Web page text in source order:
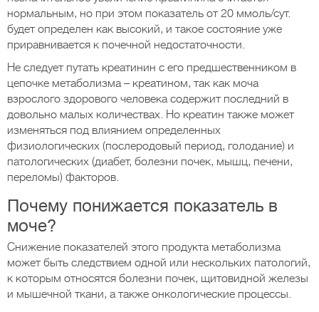
нормальным, но при этом показатель от 20 ммоль/сут.
будет определен как высокий, и такое состояние уже
приравнивается к почечной недостаточности.
Не следует путать креатинин с его предшественником в
цепочке метаболизма – креатином, так как моча
взрослого здорового человека содержит последний в
довольно малых количествах. Но креатин также может
изменяться под влиянием определенных
физиологических (послеродовый период, голодание) и
патологических (диабет, болезни почек, мышц, печени,
переломы) факторов.
Почему понижается показатель в
моче?
Снижение показателей этого продукта метаболизма
может быть следствием одной или нескольких патологий,
к которым относятся болезни почек, щитовидной железы
и мышечной ткани, а также онкологические процессы.